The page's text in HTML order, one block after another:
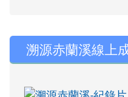
右邊區域內容
溯源赤蘭溪線上